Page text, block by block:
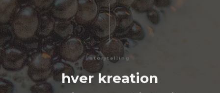
hver kreation
storytelling